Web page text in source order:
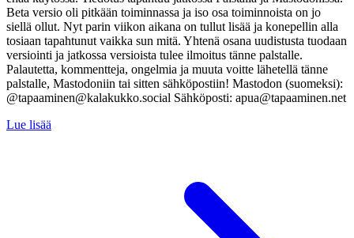
Beta versio oli pitkään toiminnassa ja iso osa toiminnoista on jo
siellä ollut. Nyt parin viikon aikana on tullut lisää ja konepellin alla
tosiaan tapahtunut vaikka sun mitä. Yhtenä osana uudistusta tuodaan
versiointi ja jatkossa versioista tulee ilmoitus tänne palstalle.
Palautetta, kommentteja, ongelmia ja muuta voitte lähetellä tänne
palstalle, Mastodoniin tai sitten sähköpostiin! Mastodon (suomeksi):
@tapaaminen@kalakukko.social Sähköposti: apua@tapaaminen.net
Lue lisää